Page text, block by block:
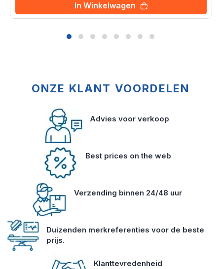
In Winkelwagen
ONZE KLANT VOORDELEN
Advies voor verkoop
Best prices on the web
Verzending binnen 24/48 uur
Duizenden merkreferenties voor de beste
prijs.
Klanttevredenheid